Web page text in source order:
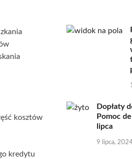
kosztów
kredytu
Dopłaty
Pomoc
lipca
9 lipca, 2024